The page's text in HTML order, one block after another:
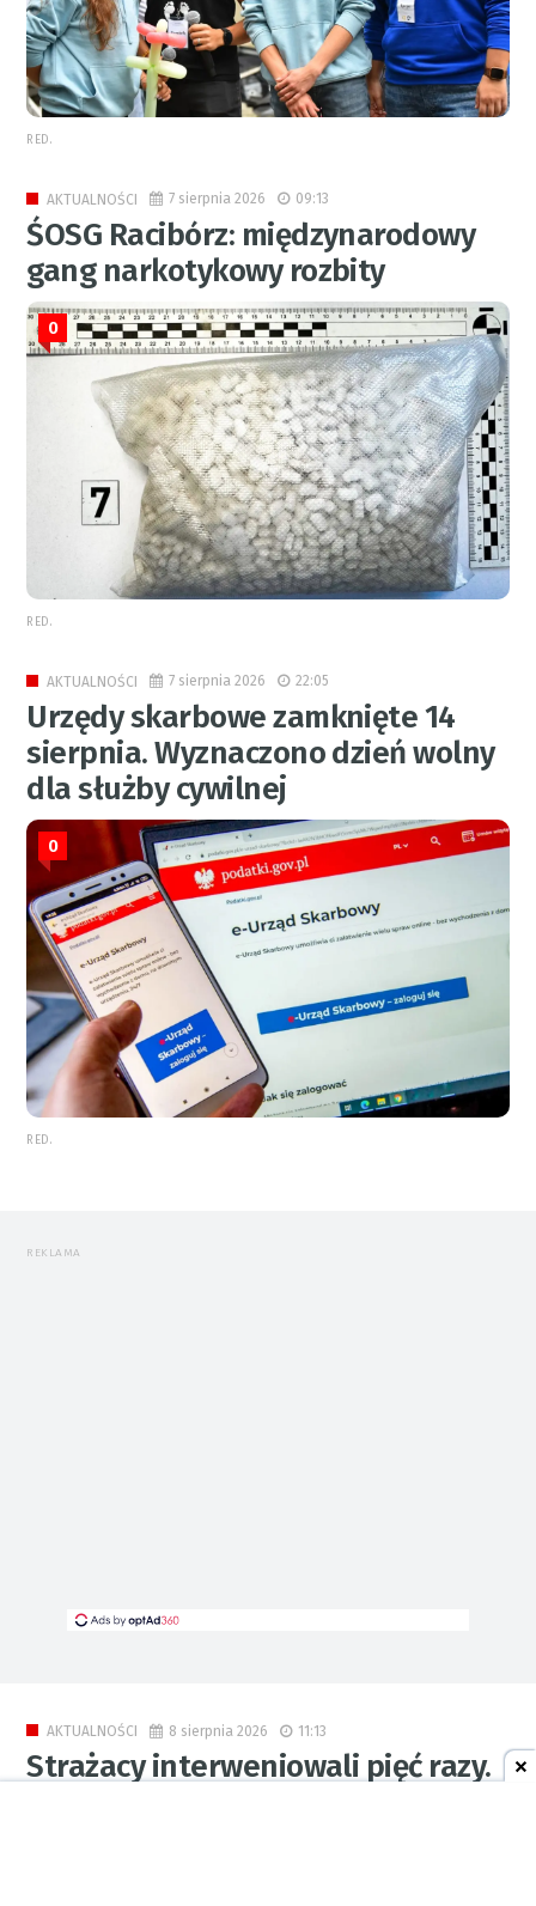
RED.
AKTUALNOŚCI 7 sierpnia 2026 09:13
ŚOSG Racibórz: międzynarodowy
gang narkotykowy rozbity
0
RED.
AKTUALNOŚCI 7 sierpnia 2026 22:05
Urzędy skarbowe zamknięte 14
sierpnia. Wyznaczono dzień wolny
dla służby cywilnej
0
RED.
REKLAMA
AKTUALNOŚCI 8 sierpnia 2026 11:13
Strażacy interweniowali pięć razy.